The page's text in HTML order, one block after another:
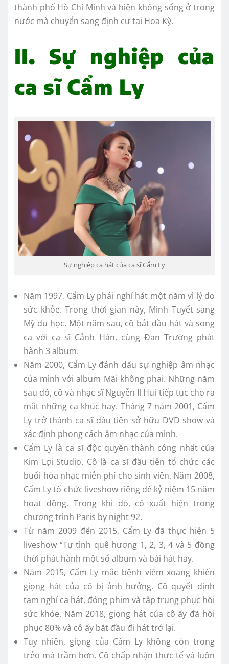
thành phố Hồ Chí Minh và hiện không sống ở trong
nước mà chuyển sang định cư tại Hoa Kỳ.
II. Sự nghiệp của
ca sĩ Cẩm Ly
Sự nghiệp ca hát của ca sĩ Cẩm Ly
Năm 1997, Cẩm Ly phải nghỉ hát một năm vì lý do
sức khỏe. Trong thời gian này, Minh Tuyết sang
Mỹ du học. Một năm sau, cô bắt đầu hát và song
ca với ca sĩ Cảnh Hàn, cùng Đan Trường phát
hành 3 album.
Năm 2000, Cẩm Ly đánh dấu sự nghiệp âm nhạc
của mình với album Mãi không phai. Những năm
sau đó, cô và nhạc sĩ Nguyễn Il Hui tiếp tục cho ra
mắt những ca khúc hay. Tháng 7 năm 2001, Cẩm
Ly trở thành ca sĩ đầu tiên sở hữu DVD show và
xác định phong cách âm nhạc của mình.
Cẩm Ly là ca sĩ độc quyền thành công nhất của
Kim Lợi Studio. Cô là ca sĩ đầu tiên tổ chức các
buổi hòa nhạc miễn phí cho sinh viên. Năm 2008,
Cẩm Ly tổ chức liveshow riêng để kỷ niệm 15 năm
hoạt động. Trong khi đó, cô xuất hiện trong
chương trình Paris by night 92.
Từ năm 2009 đến 2015, Cẩm Ly đã thực hiện 5
liveshow “Tự tình quê hương 1, 2, 3, 4 và 5 đồng
thời phát hành một số album và bài hát hay.
Năm 2015, Cẩm Ly mắc bệnh viêm xoang khiến
giọng hát của cô bị ảnh hưởng. Cô quyết định
tạm nghỉ ca hát, đóng phim và tập trung phục hồi
sức khỏe. Năm 2018, giọng hát của cô ấy đã hồi
phục 80% và cô ấy bắt đầu đi hát trở lại.
Tuy nhiên, giọng của Cẩm Ly không còn trong
trẻo mà trầm hơn. Cô chấp nhận thực tế và luôn